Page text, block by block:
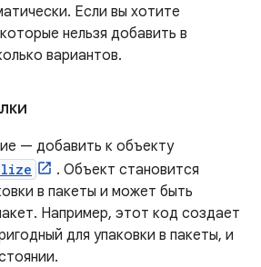
Если вы хотите
нельзя добавить в
вариантов.
— добавить к объекту
. Объект становится
в пакеты и может быть
Например, этот код создает
для упаковки в пакеты, и